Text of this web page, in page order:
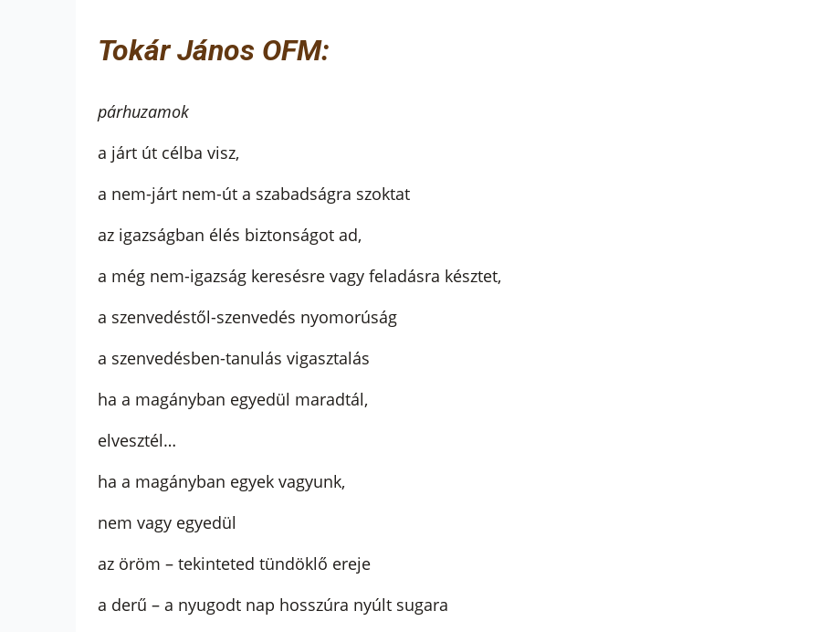
Tokár János OFM:
párhuzamok
a járt út célba visz,
a nem-járt nem-út a szabadságra szoktat
az igazságban élés biztonságot ad,
a még nem-igazság keresésre vagy feladásra késztet,
a szenvedéstől-szenvedés nyomorúság
a szenvedésben-tanulás vigasztalás
ha a magányban egyedül maradtál,
elvesztél…
ha a magányban egyek vagyunk,
nem vagy egyedül
az öröm – tekinteted tündöklő ereje
a derű – a nyugodt nap hosszúra nyúlt sugara